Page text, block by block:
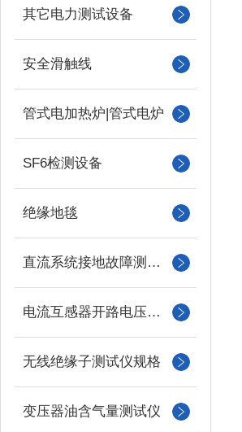
其它电力测试设备
安全滑触线
管式电加热炉|管式电炉
SF6检测设备
绝缘地毯
直流系统接地故障测试仪
电流互感器开路电压测试仪
无线绝缘子测试仪规格
变压器油含气量测试仪